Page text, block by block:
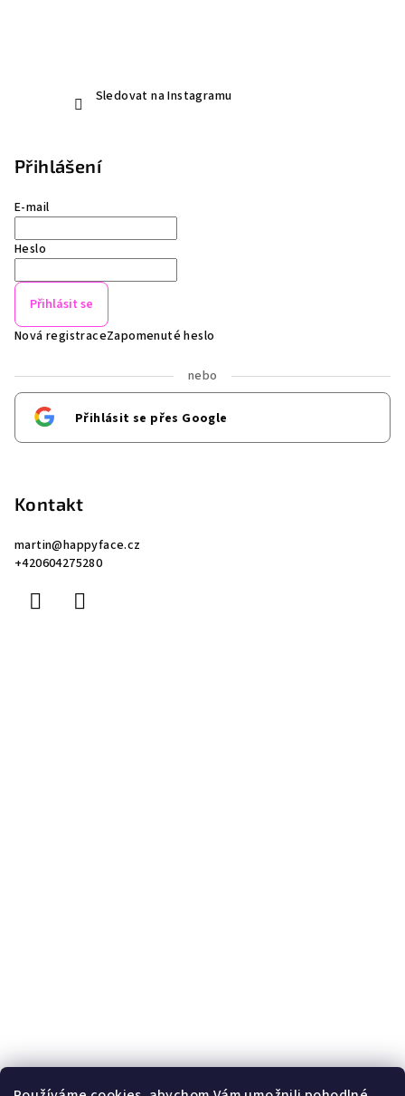
Sledovat na Instagramu
Přihlášení
E-mail
Heslo
Přihlásit se
Nová registraceZapomenuté heslo
nebo
Přihlásit se přes Google
Kontakt
martin@happyface.cz
+420604275280